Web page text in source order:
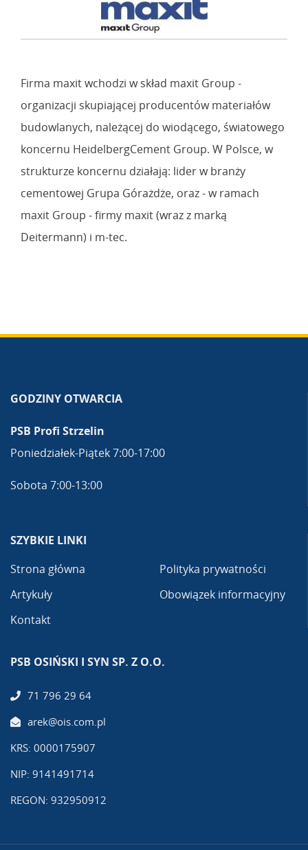
Firma maxit wchodzi w skład maxit Group -
organizacji skupiającej producentów materiałów
budowlanych, należącej do wiodącego, światowego
koncernu HeidelbergCement Group. W Polsce, w
strukturze koncernu działają: lider w branży
cementowej Grupa Górażdże, oraz - w ramach
maxit Group - firmy maxit (wraz z marką
Deitermann) i m-tec.
GODZINY OTWARCIA
PSB Profi Strzelin
Poniedziałek-Piątek 7:00-17:00
Sobota 7:00-13:00
SZYBKIE LINKI
Strona główna
Artykuły
Kontakt
Polityka prywatności
Obowiązek informacyjny
PSB OSIŃSKI I SYN SP. Z O.O.
71 796 29 64
arek@ois.com.pl
KRS: 0000175907
NIP: 9141491714
REGON: 932950912